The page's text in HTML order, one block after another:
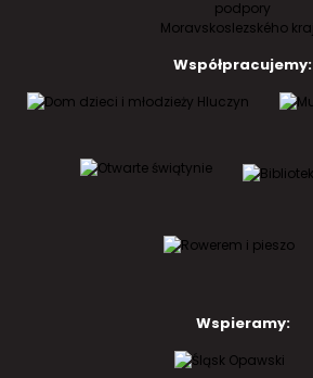
Współpracujemy:
Wspieramy: